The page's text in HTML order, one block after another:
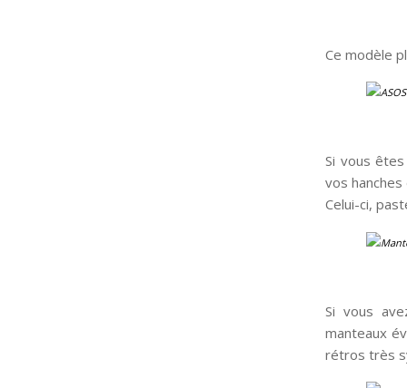
Ce modèle
Si vous
vos
Celui-ci,
Si vous
manteaux
rétros très